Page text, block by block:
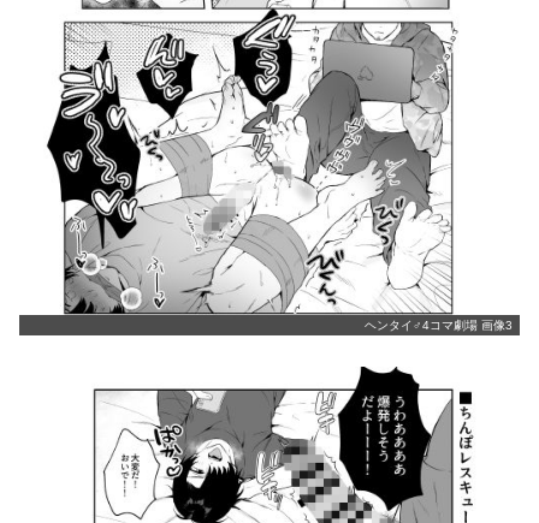
ヘンタイ♂4コマ劇場 画像3